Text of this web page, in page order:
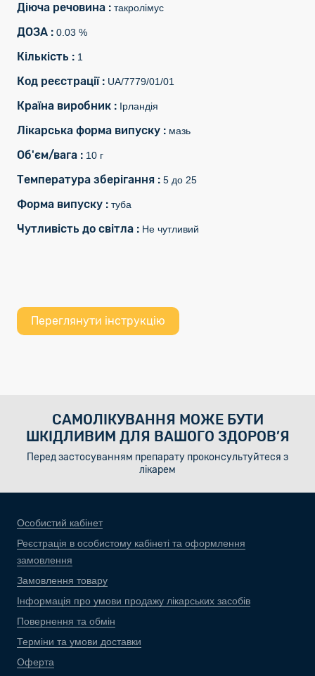
Діюча речовина : такролімус
ДОЗА : 0.03 %
Кількість : 1
Код реєстрації : UA/7779/01/01
Країна виробник : Ірландія
Лікарська форма випуску : мазь
Об'єм/вага : 10 г
Температура зберігання : 5 до 25
Форма випуску : туба
Чутливість до світла : Не чутливий
Переглянути інструкцію
САМОЛІКУВАННЯ МОЖЕ БУТИ
ШКІДЛИВИМ ДЛЯ ВАШОГО ЗДОРОВ’Я
Перед застосуванням препарату проконсультуйтеся з
лікарем
Особистий кабінет
Реєстрація в особистому кабінеті та оформлення
замовлення
Замовлення товару
Інформація про умови продажу лікарських засобів
Повернення та обмін
Терміни та умови доставки
Оферта